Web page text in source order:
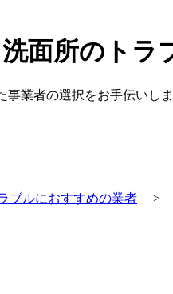
面所のトラ
業者の選択をお手伝いしま
ブルにおすすめの業者 >